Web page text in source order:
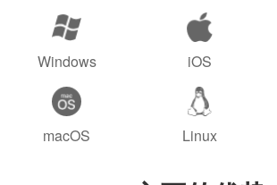
Windows iOS
macOS Linux